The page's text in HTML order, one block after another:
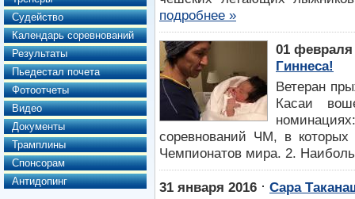
Судейство
Календарь соревнований
Результаты
Пьедестал почета
Фотоотчеты
Видео
Документы
Трамплины
Спонсорам
Антидопинг
подробнее »
01 февраля
Гиннеса!
Ветеран
Касаи
соревнований ЧМ, в
Чемпионатов мира. 2.
31 января 2016 ⋅ Сара